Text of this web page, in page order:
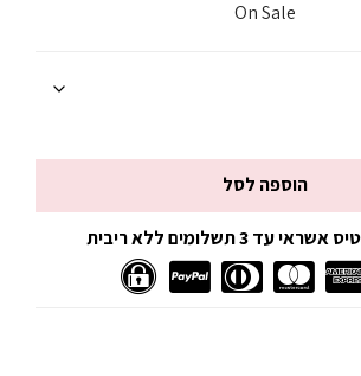
On Sale
הוספה לסל
עד 3 תשלומים ללא ריבית